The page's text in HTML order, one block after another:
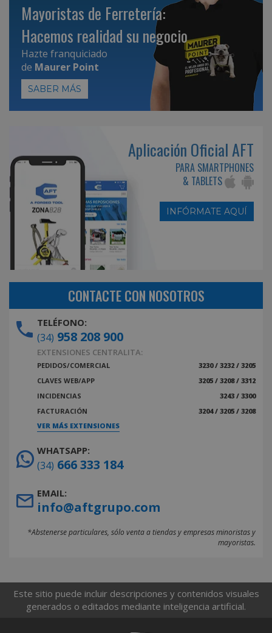
Mayoristas de Ferretería:
Hacemos realidad su negocio
Hazte franquiciado
de Maurer Point
SABER MÁS
Aplicación Oficial AFT
PARA SMARTPHONES
& TABLETS
INFÓRMATE AQUÍ
CONTACTE CON NOSOTROS
TELÉFONO:
(34) 958 208 900
EXTENSIONES CENTRALITA:
PEDIDOS/COMERCIAL
3230 / 3232 / 3205
CLAVES WEB/APP
3205 / 3208 / 3312
INCIDENCIAS
3243 / 3300
FACTURACIÓN
3204 / 3205 / 3208
VER MÁS EXTENSIONES
WHATSAPP:
(34) 666 333 184
EMAIL:
info@aftgrupo.com
*Abstenerse particulares, sólo venta a tiendas y empresas minoristas y
mayoristas.
Este sitio puede incluir descripciones y contenidos visuales
generados o editados mediante inteligencia artificial.